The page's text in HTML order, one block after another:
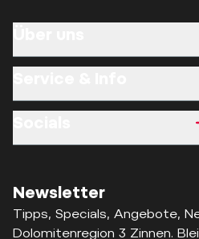
Newsletter
Tipps, Specials, Angebote,
Dolomitenregion 3 Zinnen.